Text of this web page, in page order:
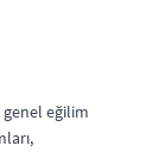
eğilim